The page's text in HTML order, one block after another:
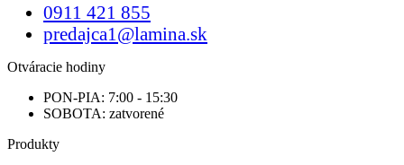
0911 421 855
predajca1@lamina.sk
Otváracie hodiny
PON-PIA: 7:00 - 15:30
SOBOTA: zatvorené
Produkty